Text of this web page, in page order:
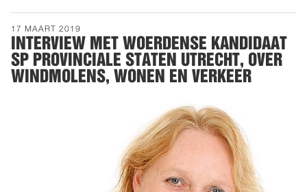
17 MAART 2019
INTERVIEW MET WOERDENSE KANDIDAAT
SP PROVINCIALE STATEN UTRECHT, OVER
WINDMOLENS, WONEN EN VERKEER